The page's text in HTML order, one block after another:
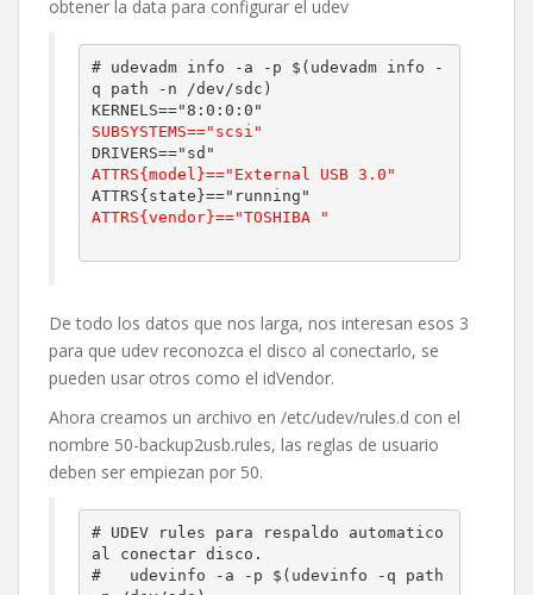
obtener la data para configurar el udev
# udevadm info -a -p $(udevadm info -
q path -n /dev/sdc)
SUBSYSTEMS=="scsi"
ATTRS{model}=="External USB 3.0"
ATTRS{vendor}=="TOSHIBA "
De todo los datos que nos larga, nos interesan esos 3
para que udev reconozca el disco al conectarlo, se
pueden usar otros como el idVendor.
Ahora creamos un archivo en /etc/udev/rules.d con el
nombre 50-backup2usb.rules, las reglas de usuario
deben ser empiezan por 50.
# UDEV rules para respaldo automatico
al conectar disco.
#   udevinfo -a -p $(udevinfo -q path